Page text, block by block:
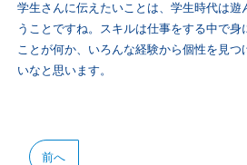
学生さんに伝えたいことは、学生時代は遊
うことですね。スキルは仕事をする中で
ことが何か、いろんな経験から個性を見つ
いなと思います。
前へ